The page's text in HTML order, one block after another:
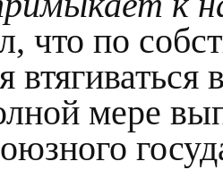
что по
мере